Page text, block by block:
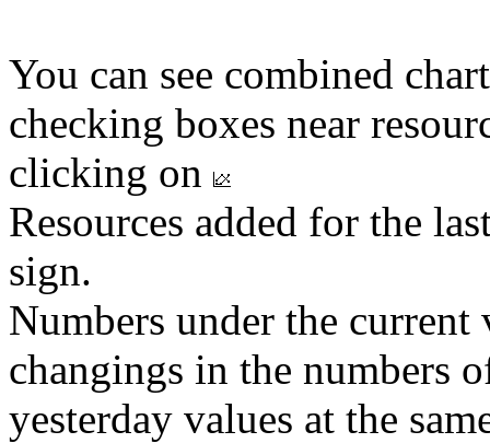
You can see combined
checking boxes near
clicking on
Resources added for the
sign.
Numbers under the
changings in the numbers
yesterday values at the